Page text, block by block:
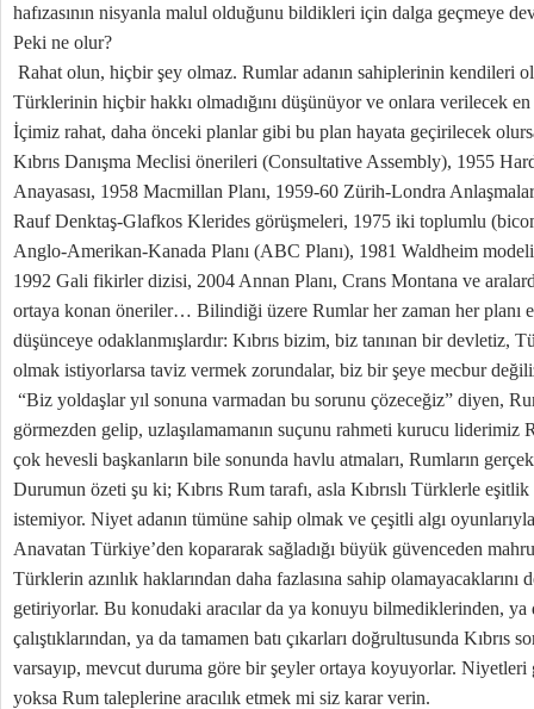
hafızasının nisyanla malul olduğunu bildikleri için dalga geçmeye
Peki ne olur?
Rahat olun, hiçbir şey olmaz. Rumlar adanın sahiplerinin kendileri
Türklerinin hiçbir hakkı olmadığını düşünüyor ve onlara verilecek en
İçimiz rahat, daha önceki planlar gibi bu plan hayata geçirilecek
Kıbrıs Danışma Meclisi önerileri (Consultative Assembly), 1955
Anayasası, 1958 Macmillan Planı, 1959-60 Zürih-Londra
Rauf Denktaş-Glafkos Klerides görüşmeleri, 1975 iki toplumlu
Anglo-Amerikan-Kanada Planı (ABC Planı), 1981 Waldheim
1992 Gali fikirler dizisi, 2004 Annan Planı, Crans Montana ve
ortaya konan öneriler… Bilindiği üzere Rumlar her zaman her planı
düşünceye odaklanmışlardır: Kıbrıs bizim, biz tanınan bir devletiz,
olmak istiyorlarsa taviz vermek zorundalar, biz bir şeye mecbur
“Biz yoldaşlar yıl sonuna varmadan bu sorunu çözeceğiz” diyen,
görmezden gelip, uzlaşılamamanın suçunu rahmeti kurucu liderimiz
çok hevesli başkanların bile sonunda havlu atmaları, Rumların
Durumun özeti şu ki; Kıbrıs Rum tarafı, asla Kıbrıslı Türklerle
istemiyor. Niyet adanın tümüne sahip olmak ve çeşitli algı
Anavatan Türkiye’den kopararak sağladığı büyük güvenceden
Türklerin azınlık haklarından daha fazlasına sahip olamayacaklarını
getiriyorlar. Bu konudaki aracılar da ya konuyu bilmediklerinden, ya
çalıştıklarından, ya da tamamen batı çıkarları doğrultusunda Kıbrıs
varsayıp, mevcut duruma göre bir şeyler ortaya koyuyorlar.
yoksa Rum taleplerine aracılık etmek mi siz karar verin.